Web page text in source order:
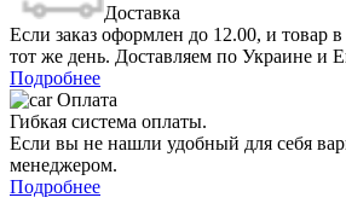
Доставка
Если заказ оформлен до 12.00, и товар
тот же день. Доставляем по Украине и
Подробнее
Оплата
Гибкая система оплаты.
Если вы не нашли удобный для себя
менеджером.
Подробнее